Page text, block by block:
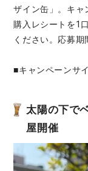
ザイン缶」。キャ
購入レシートを1
ください。応募期
■キャンペーンサイ
太陽の下で
屋開催